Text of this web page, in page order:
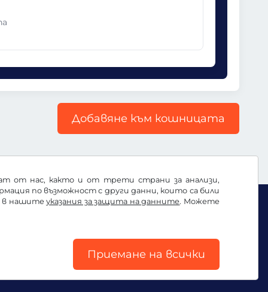
от нас, както и от трети страни за анализи,
по възможност с други данни, които са били
в нашитеуказания за защита на данните. Можете
Приемане на всички
Добавяне към кошницата